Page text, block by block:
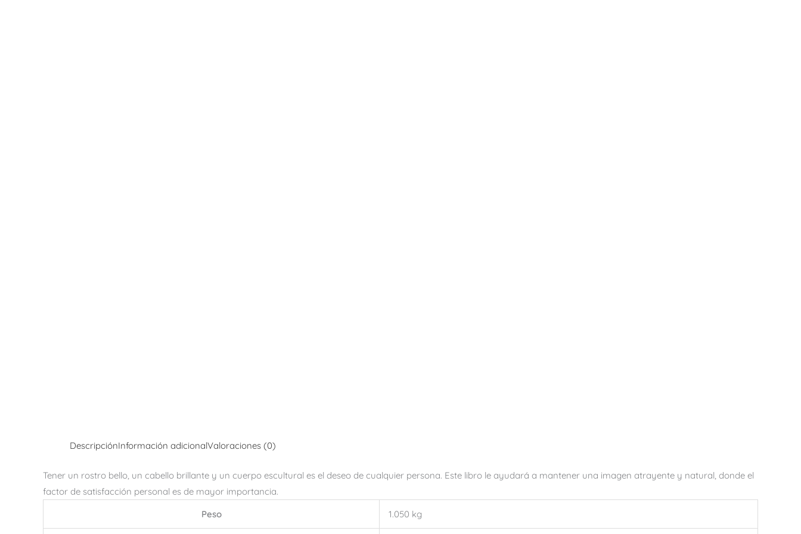
DescripciónInformación adicionalValoraciones (0)
Tener un rostro bello, un cabello brillante y un cuerpo escultural es el deseo de cualquier persona. Este libro le ayudará a mantener una imagen atrayente y natural, donde el
factor de satisfacción personal es de mayor importancia.
Peso
1.050 kg